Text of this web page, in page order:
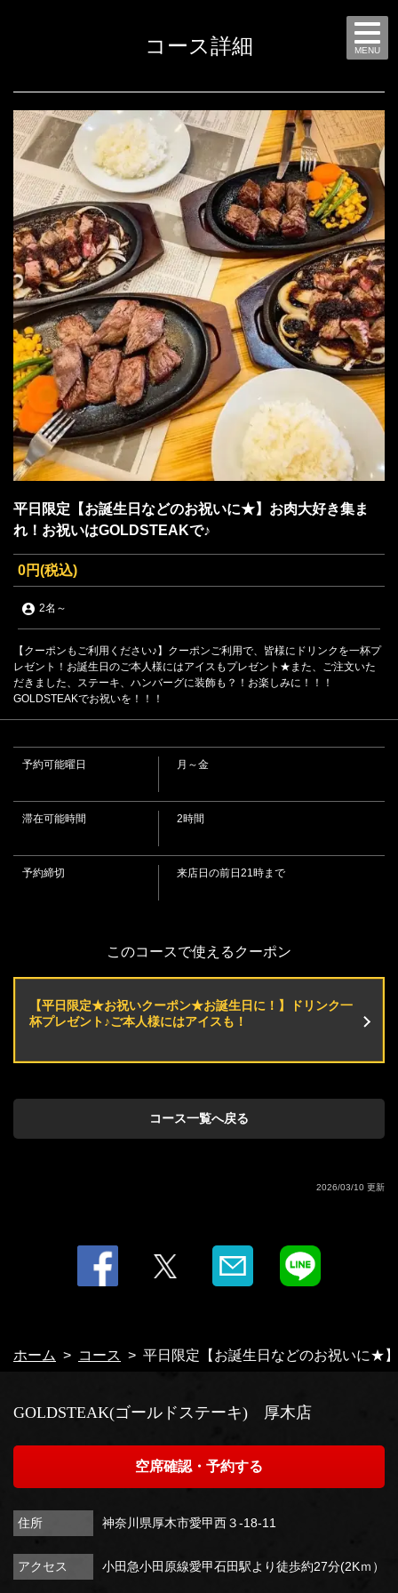
MENU
コース詳細
平日限定【お誕生日などのお祝いに★】お肉大好き集ま
れ！お祝いはGOLDSTEAKで♪
0円(税込)
2名 ～
【クーポンもご利用ください♪】クーポンご利用で、皆様にドリンクを一杯プ
レゼント！お誕生日のご本人様にはアイスもプレゼント★また、ご注文いた
だきました、ステーキ、ハンバーグに装飾も？！お楽しみに！！！
GOLDSTEAKでお祝いを！！！
予約可能曜日 月～金
滞在可能時間 2時間
予約締切 来店日の前日21時まで
このコースで使えるクーポン
【平日限定★お祝いクーポン★お誕生日に！】ドリンク一
杯プレゼント♪ご本人様にはアイスも！
コース一覧へ戻る
2026/03/10 更新
ホーム コース 平日限定【お誕生日などのお祝いに★
この店舗情報をシェアする
平日限定【お誕生日などのお祝いに★】お肉大好き集ま
神奈川県厚木市愛甲西３-18-11
https://goldsteak.owst.jp/courses/217472529
お店情報をコピー
GOLDSTEAK(ゴールドステーキ) 厚木店
空席確認・予約する
住所 神奈川県厚木市愛甲西３-18-11
アクセス 小田急小田原線愛甲石田駅より徒歩約27分(2Kｍ）